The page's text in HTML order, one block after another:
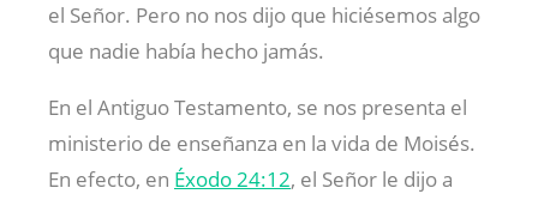
el Señor. Pero no nos dijo que hiciésemos algo
que nadie había hecho jamás.
En el Antiguo Testamento, se nos presenta el
ministerio de enseñanza en la vida de Moisés.
En efecto, en Éxodo 24:12, el Señor le dijo a